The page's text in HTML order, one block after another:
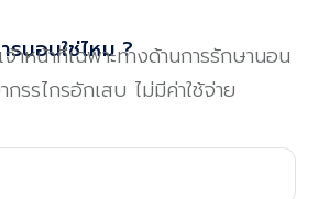
นอนใช่ไหม ?
าหน้าที่เฉพาะทางด้านการรักษานอน
รไกรอักเสบ ไม่มีค่าใช้จ่าย